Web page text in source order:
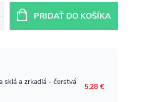
PRIDAŤ DO KOŠÍKA